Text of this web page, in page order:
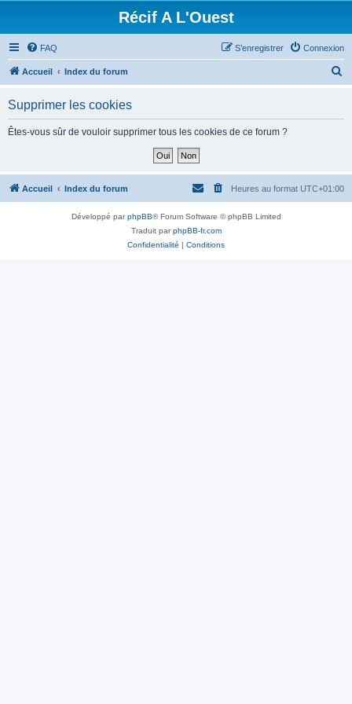
Récif A L'Ouest
FAQ Connexion
S’enregistrer
Accueil Index du forum
h
Supprimer les cookies
Êtes-vous sûr de vouloir supprimer tous les cookies de ce forum ?
Accueil Index du forum Heures au format UTC+01:00
Développé parphpBB® Forum Software © phpBB Limited
Traduit parphpBB-fr.com
Confidentialité | Conditions